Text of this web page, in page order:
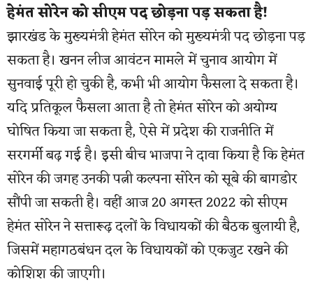
हेमंत सोरेन को सीएम पद छोड़ना पड़ सकता है!
झारखंड के मुख्यमंत्री हेमंत सोरेन को मुख्यमंत्री पद छोड़ना पड़
सकता है। खनन लीज आवंटन मामले में चुनाव आयोग में
सुनवाई पूरी हो चुकी है, कभी भी आयोग फैसला दे सकता है।
यदि प्रतिकूल फैसला आता है तो हेमंत सोरेन को अयोग्य
घोषित किया जा सकता है, ऐसे में प्रदेश की राजनीति में
सरगर्मी बढ़ गई है। इसी बीच भाजपा ने दावा किया है कि हेमंत
सोरेन की जगह उनकी पत्नी कल्पना सोरेन को सूबे की बागडोर
सौंपी जा सकती है। वहीं आज 20 अगस्त 2022 को सीएम
हेमंत सोरेन ने सत्तारूढ़ दलों के विधायकों की बैठक बुलायी है,
जिसमें महागठबंधन दल के विधायकों को एकजुट रखने की
कोशिश की जाएगी।